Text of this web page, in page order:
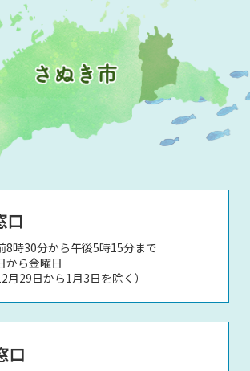
口
8時30分から午後5時15分まで
から金曜日
月29日から1月3日を除く）
口